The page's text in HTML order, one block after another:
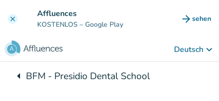
clear Affluences
KOSTENLOS – Google Play arrow_forward sehen
(new
Deutsch keyboard_arrow_down
arrow_leftZurück zu:
BFM - Presidio Dental School